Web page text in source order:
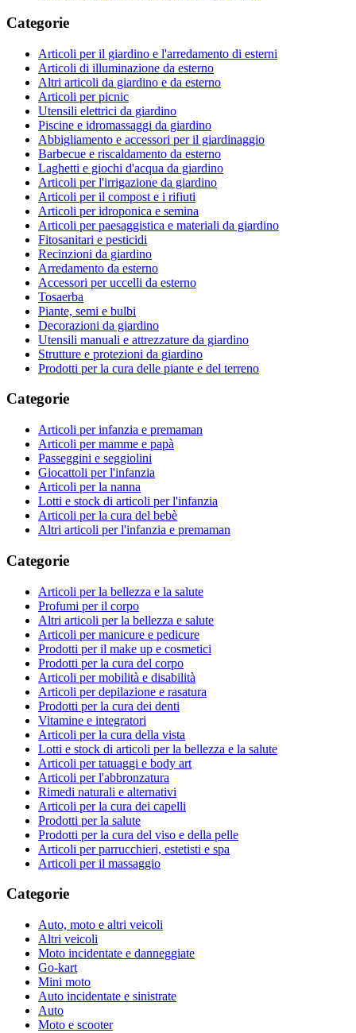
Categorie
Articoli per il giardino e l'arredamento di esterni
Articoli di illuminazione da esterno
Altri articoli da giardino e da esterno
Articoli per picnic
Utensili elettrici da giardino
Piscine e idromassaggi da giardino
Abbigliamento e accessori per il giardinaggio
Barbecue e riscaldamento da esterno
Laghetti e giochi d'acqua da giardino
Articoli per l'irrigazione da giardino
Articoli per il compost e i rifiuti
Articoli per idroponica e semina
Articoli per paesaggistica e materiali da giardino
Fitosanitari e pesticidi
Recinzioni da giardino
Arredamento da esterno
Accessori per uccelli da esterno
Tosaerba
Piante, semi e bulbi
Decorazioni da giardino
Utensili manuali e attrezzature da giardino
Strutture e protezioni da giardino
Prodotti per la cura delle piante e del terreno
Categorie
Articoli per infanzia e premaman
Articoli per mamme e papà
Passeggini e seggiolini
Giocattoli per l'infanzia
Articoli per la nanna
Lotti e stock di articoli per l'infanzia
Articoli per la cura del bebè
Altri articoli per l'infanzia e premaman
Categorie
Articoli per la bellezza e la salute
Profumi per il corpo
Altri articoli per la bellezza e salute
Articoli per manicure e pedicure
Prodotti per il make up e cosmetici
Prodotti per la cura del corpo
Articoli per mobilità e disabilità
Articoli per depilazione e rasatura
Prodotti per la cura dei denti
Vitamine e integratori
Articoli per la cura della vista
Lotti e stock di articoli per la bellezza e la salute
Articoli per tatuaggi e body art
Articoli per l'abbronzatura
Rimedi naturali e alternativi
Articoli per la cura dei capelli
Prodotti per la salute
Prodotti per la cura del viso e della pelle
Articoli per parrucchieri, estetisti e spa
Articoli per il massaggio
Categorie
Auto, moto e altri veicoli
Altri veicoli
Moto incidentate e danneggiate
Go-kart
Mini moto
Auto incidentate e sinistrate
Auto
Moto e scooter